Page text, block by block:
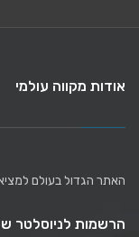
אודות מקווה עולמי
האתר הגדול בעולם
הרשמות לניוסלטר